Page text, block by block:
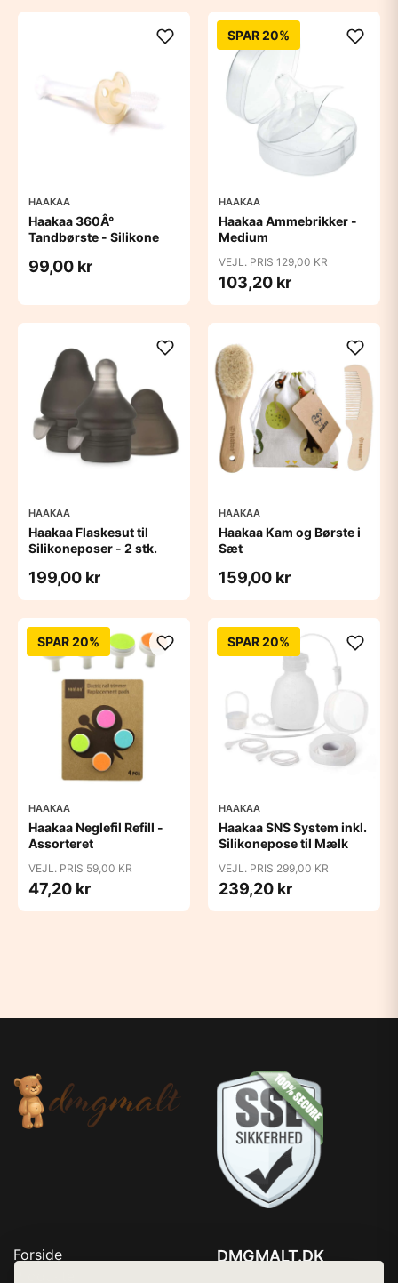
HAAKAA
Haakaa 360Â°
Tandbørste - Silikone
99,00 kr
SPAR 20%
HAAKAA
Haakaa Ammebrikker -
Medium
VEJL. PRIS 129,00 KR
103,20 kr
HAAKAA
Haakaa Flaskesut til
Silikoneposer - 2 stk.
199,00 kr
HAAKAA
Haakaa Kam og Børste i
Sæt
159,00 kr
SPAR 20%
HAAKAA
Haakaa Neglefil Refill -
Assorteret
VEJL. PRIS 59,00 KR
47,20 kr
SPAR 20%
HAAKAA
Haakaa SNS System inkl.
Silikonepose til Mælk
VEJL. PRIS 299,00 KR
239,20 kr
Forside
DMGMALT.DK